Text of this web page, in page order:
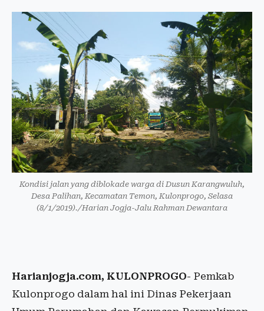
Kondisi jalan yang diblokade warga di Dusun Karangwuluh,
Desa Palihan, Kecamatan Temon, Kulonprogo, Selasa
(8/1/2019)./Harian Jogja-Jalu Rahman Dewantara
Harianjogja.com, KULONPROGO- Pemkab
Kulonprogo dalam hal ini Dinas Pekerjaan